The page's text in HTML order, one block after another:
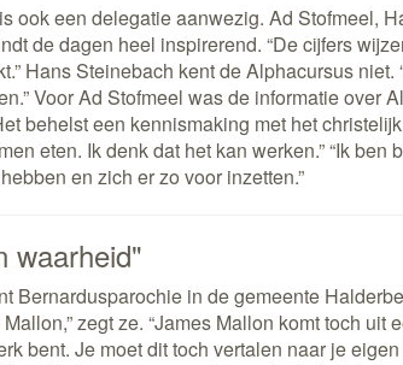
ook een delegatie aanwezig. Ad Stofmeel,
de dagen heel inspirerend. “De cijfers
Hans Steinebach kent de Alphacursus
Voor Ad Stofmeel was de informatie over
behelst een kennismaking met het
eten. Ik denk dat het kan werken.” “Ik
en zich er zo voor inzetten.”
waarheid"
Bernardusparochie in de gemeente
zegt ze. “James Mallon komt toch uit
bent. Je moet dit toch vertalen naar je